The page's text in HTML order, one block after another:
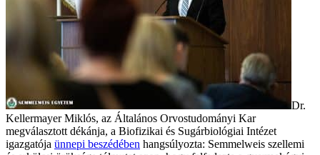
Dr.
Kellermayer Miklós, az Általános Orvostudományi Kar
megválasztott dékánja, a Biofizikai és Sugárbiológiai Intézet
igazgatója ünnepi beszédében hangsúlyozta: Semmelweis szellemi